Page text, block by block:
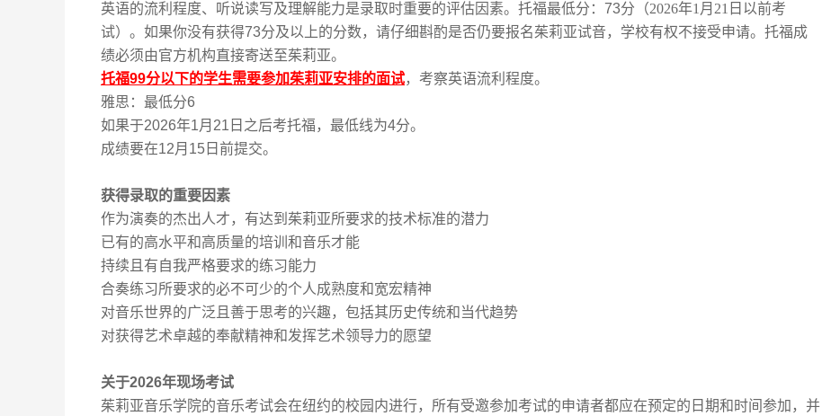
英语的流利程度、听说读写及理解能力是录取时重要的评估因素。托福最低分： 73分（2026年1月21日以前考
试）。如果你没有获得73分及以上的分数，请仔细斟酌是否仍要报名茱莉亚试音，学校有权不接受申请。托福成
绩必须由官方机构直接寄送至茱莉亚。
托福99分以下的学生需要参加茱莉亚安排的面试，考察英语流利程度。
雅思：最低分6
如果于2026年1月21日之后考托福，最低线为4分。
成绩要在12月15日前提交。
获得录取的重要因素
作为演奏的杰出人才，有达到茱莉亚所要求的技术标准的潜力
已有的高水平和高质量的培训和音乐才能
持续且有自我严格要求的练习能力
合奏练习所要求的必不可少的个人成熟度和宽宏精神
对音乐世界的广泛且善于思考的兴趣，包括其历史传统和当代趋势
对获得艺术卓越的奉献精神和发挥艺术领导力的愿望
关于2026年现场考试
茱莉亚音乐学院的音乐考试会在纽约的校园内进行，所有受邀参加考试的申请者都应在预定的日期和时间参加，并